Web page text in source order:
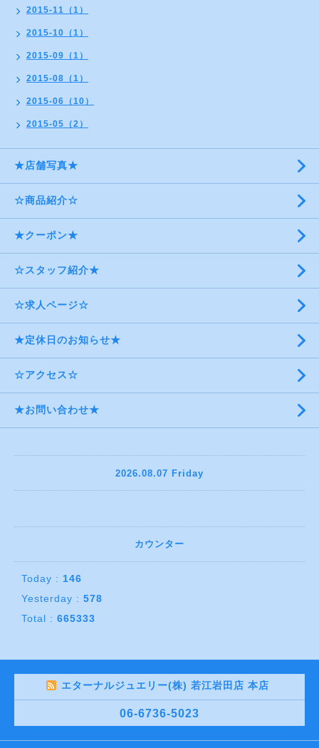
2015-11（1）
2015-10（1）
2015-09（1）
2015-08（1）
2015-06（10）
2015-05（2）
★店舗写真★
☆商品紹介☆
★クーポン★
☆スタッフ紹介★
☆求人ページ☆
★定休日のお知らせ★
☆アクセス☆
★お問い合わせ★
2026.08.07 Friday
カウンター
Today : 146
Yesterday : 578
Total : 665333
エターナルジュエリー(株) 若江岩田店 本店
06-6736-5023